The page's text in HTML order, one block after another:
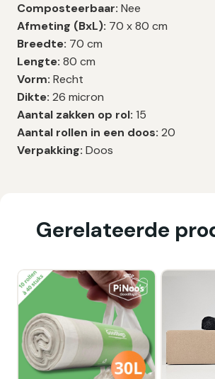
Composteerbaar: Nee
Afmeting (BxL): 70 x 80 cm
Breedte: 70 cm
Lengte: 80 cm
Vorm: Recht
Dikte: 26 micron
Aantal zakken op rol: 15
Aantal rollen in een doos: 20
Verpakking: Doos
Gerelateerde